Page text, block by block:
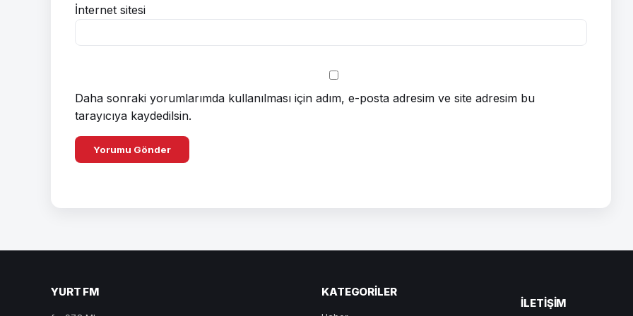
İnternet sitesi
Daha sonraki yorumlarımda kullanılması için adım, e-posta adresim ve site adresim bu
tarayıcıya kaydedilsin.
YURT FM KATEGORILER
ILETIŞIM